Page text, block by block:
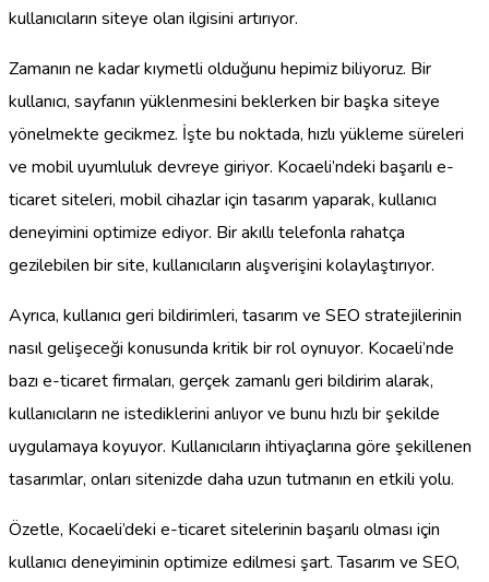
kullanıcıların siteye olan ilgisini artırıyor.
Zamanın ne kadar kıymetli olduğunu hepimiz biliyoruz. Bir
kullanıcı, sayfanın yüklenmesini beklerken bir başka siteye
yönelmekte gecikmez. İşte bu noktada, hızlı yükleme süreleri
ve mobil uyumluluk devreye giriyor. Kocaeli’ndeki başarılı e-
ticaret siteleri, mobil cihazlar için tasarım yaparak, kullanıcı
deneyimini optimize ediyor. Bir akıllı telefonla rahatça
gezilebilen bir site, kullanıcıların alışverişini kolaylaştırıyor.
Ayrıca, kullanıcı geri bildirimleri, tasarım ve SEO stratejilerinin
nasıl gelişeceği konusunda kritik bir rol oynuyor. Kocaeli’nde
bazı e-ticaret firmaları, gerçek zamanlı geri bildirim alarak,
kullanıcıların ne istediklerini anlıyor ve bunu hızlı bir şekilde
uygulamaya koyuyor. Kullanıcıların ihtiyaçlarına göre şekillenen
tasarımlar, onları sitenizde daha uzun tutmanın en etkili yolu.
Özetle, Kocaeli’deki e-ticaret sitelerinin başarılı olması için
kullanıcı deneyiminin optimize edilmesi şart. Tasarım ve SEO,